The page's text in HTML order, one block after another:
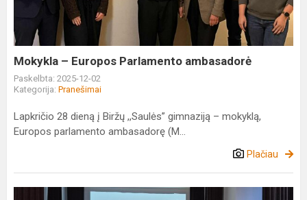
ambasadorė
Mokykla – Europos Parlamento ambasadorė
Paskelbta: 2025-12-02
Kategorija: Pranešimai
Lapkričio 28 dieną į Biržų ,,Saulės” gimnaziją – mokyklą,
Europos parlamento ambasadorę (M...
Plačiau